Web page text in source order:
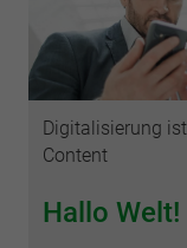
Kategorien
Digitalisierung ist…
Content
Hallo Welt!